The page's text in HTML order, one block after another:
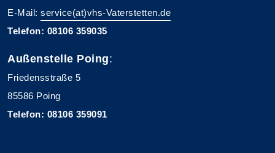
E-Mail: service(at)vhs-Vaterstetten.de
Telefon: 08106 359035
Außenstelle Poing:
Friedensstraße 5
85586 Poing
Telefon: 08106 359091